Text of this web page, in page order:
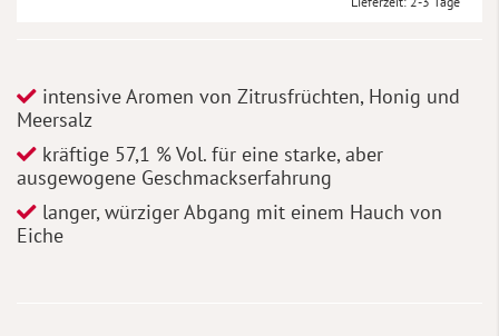
intensive Aromen von Zitrusfrüchten, Honig und
Meersalz
kräftige 57,1 % Vol. für eine starke, aber
ausgewogene Geschmackserfahrung
langer, würziger Abgang mit einem Hauch von
Eiche